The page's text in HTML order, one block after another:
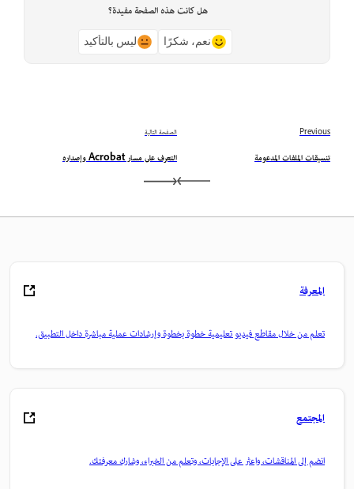
هل كانت هذه الصفحة مفيدة؟
نعم، شكرًا ليس بالتأكيد
Previous
تنسيقات الملفات المدعومة
الصفحة التالية
التعرف على مسار Acrobat وإصداره
المعرفة
تعلم من خلال مقاطع فيديو تعليمية خطوة بخطوة وإرشادات عملية مباشرة داخل التطبيق.
المجتمع
انضم إلى المناقشات، واعثر على الإجابات، وتعلم من الخبراء، وشارك معرفتك.